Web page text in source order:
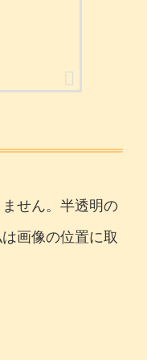
せん。半透明の
画像の位置に取